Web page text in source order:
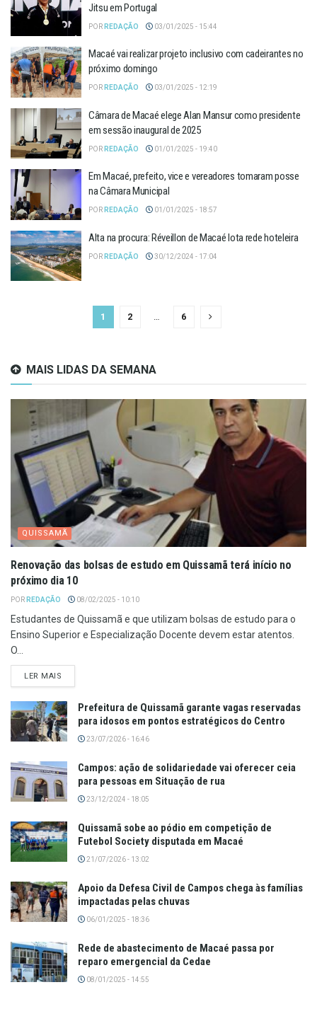
Jitsu em Portugal
POR REDAÇÃO 03/01/2025 - 15:44
Macaé vai realizar projeto inclusivo com cadeirantes no
próximo domingo
POR REDAÇÃO 03/01/2025 - 12:19
Câmara de Macaé elege Alan Mansur como presidente
em sessão inaugural de 2025
POR REDAÇÃO 01/01/2025 - 19:40
Em Macaé, prefeito, vice e vereadores tomaram posse
na Câmara Municipal
POR REDAÇÃO 01/01/2025 - 18:57
Alta na procura: Réveillon de Macaé lota rede hoteleira
POR REDAÇÃO 30/12/2024 - 17:04
1 2 … 6
MAIS LIDAS DA SEMANA
QUISSAMÃ
Renovação das bolsas de estudo em Quissamã terá início no
próximo dia 10
POR REDAÇÃO 08/02/2025 - 10:10
Estudantes de Quissamã e que utilizam bolsas de estudo para o
Ensino Superior e Especialização Docente devem estar atentos.
O...
LER MAIS
Prefeitura de Quissamã garante vagas reservadas
para idosos em pontos estratégicos do Centro
23/07/2026 - 16:46
Campos: ação de solidariedade vai oferecer ceia
para pessoas em Situação de rua
23/12/2024 - 18:05
Quissamã sobe ao pódio em competição de
Futebol Society disputada em Macaé
21/07/2026 - 13:02
Apoio da Defesa Civil de Campos chega às famílias
impactadas pelas chuvas
06/01/2025 - 18:36
Rede de abastecimento de Macaé passa por
reparo emergencial da Cedae
08/01/2025 - 14:55